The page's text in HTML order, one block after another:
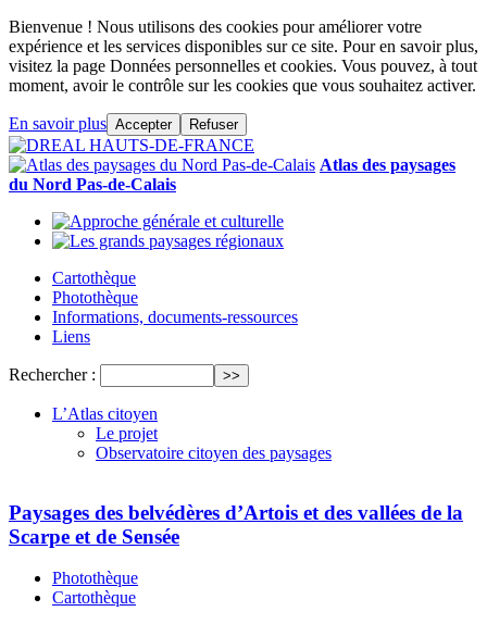
Bienvenue ! Nous utilisons des cookies pour améliorer votre
expérience et les services disponibles sur ce site. Pour en savoir plus,
visitez la page Données personnelles et cookies. Vous pouvez, à tout
moment, avoir le contrôle sur les cookies que vous souhaitez activer.
En savoir plus Accepter Refuser
Atlas des paysages
du Nord Pas-de-Calais
Cartothèque
Photothèque
Informations, documents-ressources
Liens
Rechercher :
L’Atlas citoyen
Le projet
Observatoire citoyen des paysages
Paysages des belvédères d’Artois et des vallées de la
Scarpe et de Sensée
Photothèque
Cartothèque